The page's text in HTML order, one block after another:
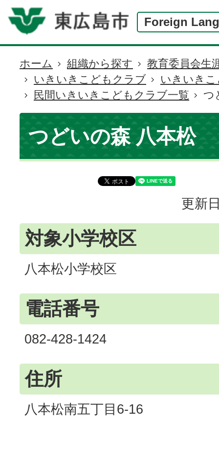
Foreign
現
在
の
位
ホーム 組織から探す
教育委員会生
いきいきこどもクラブ
いきいき
民間いきいきこどもクラブ一覧
つ
つどいの森 八本松
更新
対象小学校区
八本松小学校区
電話番号
082-428-1424
住所
八本松南五丁目6-16